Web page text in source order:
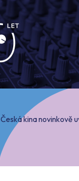
Česká kina novinkově